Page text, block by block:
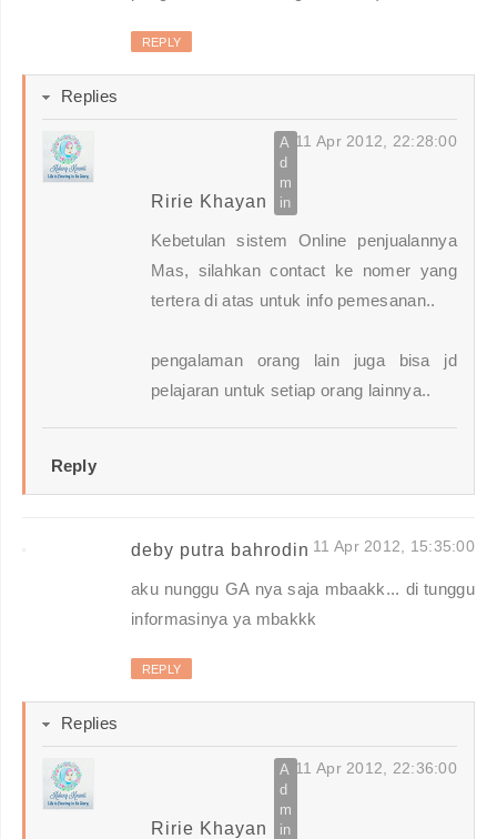
REPLY
Replies
Ririe Khayan
11 Apr 2012, 22:28:00
Kebetulan sistem Online penjualannya
Mas, silahkan contact ke nomer yang
tertera di atas untuk info pemesanan..
pengalaman orang lain juga bisa jd
pelajaran untuk setiap orang lainnya..
Reply
deby putra bahrodin 11 Apr 2012, 15:35:00
aku nunggu GA nya saja mbaakk... di tunggu
informasinya ya mbakkk
REPLY
Replies
Ririe Khayan
11 Apr 2012, 22:36:00